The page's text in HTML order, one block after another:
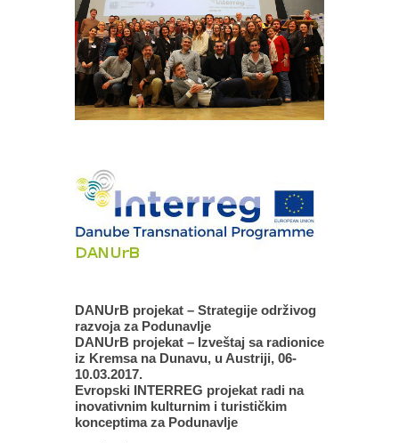
DANUrB projekat – Strategije održivog
razvoja za Podunavlje
DANUrB projekat – Izveštaj sa radionice
iz Kremsa na Dunavu, u Austriji, 06-
10.03.2017.
Evropski INTERREG projekat radi na
inovativnim kulturnim i turističkim
konceptima za Podunavlje